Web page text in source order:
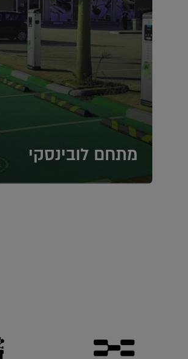
מתחם לובינסקי